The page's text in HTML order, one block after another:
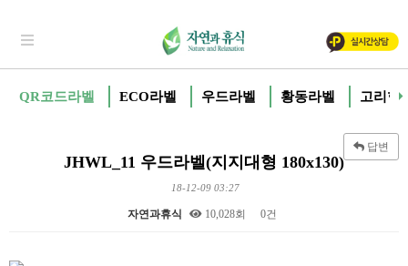
QR코드라벨 ECO라벨 우드라벨 황동라벨 고리형
답변
JHWL_11 우드라벨(지지대형 180x130)
18-12-09 03:27
자연과휴식 10,028회 0건
본문